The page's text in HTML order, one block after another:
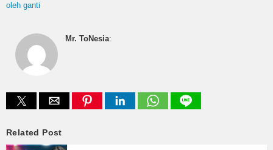
oleh ganti
Mr. ToNesia:
Related Post